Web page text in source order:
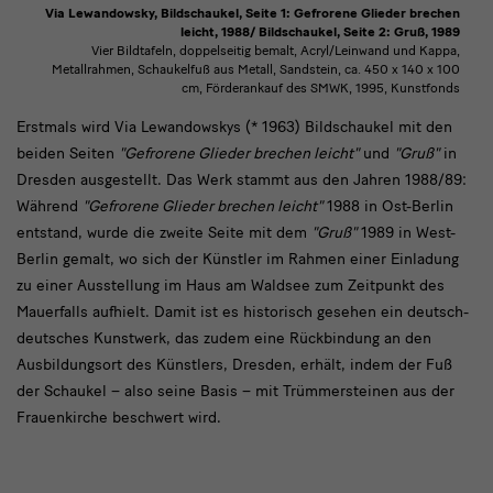
Erstmals
wird
Via
Lewandowskys
Erstmals wird Via Lewandowskys (* 1963) Bildschaukel mit den
beiden Seiten "Gefrorene Glieder brechen leicht"und "Gruß"in
Dresden ausgestellt. Das Werk stammt aus den Jahren 1988/89:
Während "Gefrorene Glieder brechen leicht"1988 in Ost-Berlin
entstand, wurde die zweite Seite mit dem "Gruß"1989 in West-
Berlin gemalt, wo sich der Künstler im Rahmen einer Einladung
zu einer Ausstellung im Haus am Waldsee zum Zeitpunkt des
Mauerfalls aufhielt. Damit ist es historisch gesehen ein deutsch-
deutsches Kunstwerk, das zudem eine Rückbindung an den
Ausbildungsort des Künstlers, Dresden, erhält, indem der Fuß
der Schaukel – also seine Basis – mit Trümmersteinen aus der
Frauenkirche beschwert wird.
Via Lewandowsky, Bildschaukel, Seite 1: Gefrorene Glieder brechen
leicht, 1988/ Bildschaukel, Seite 2: Gruß, 1989
Vier Bildtafeln, doppelseitig bemalt, Acryl/Leinwand und Kappa,
Metallrahmen, Schaukelfuß aus Metall, Sandstein, ca. 450 x 140 x 100
cm, Förderankauf des SMWK, 1995, Kunstfonds